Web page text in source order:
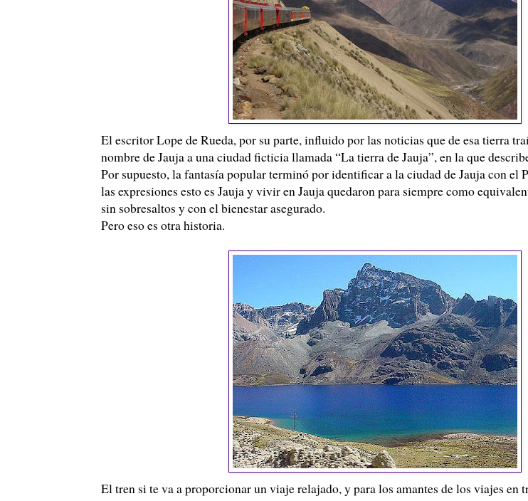
El escritorLopede Rueda, por su parte, influido por las noticias que de esa tierra
nombre de Jauja a una ciudad ficticia llamada “La tierra de Jauja”, en la que
Por supuesto, la fantasía popular terminó por identificar a la ciudad de Jauja con el
las expresiones esto es Jauja y vivir en Jauja quedaron para siempre como
sin sobresaltos y con el bienestar asegurado.
Pero eso es otra historia.
El tren si te va a proporcionar un viaje relajado, y para los amantes de los viajes en